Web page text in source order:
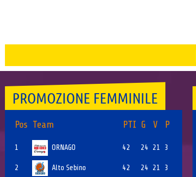
PROMOZIONE FEMMINILE
Pos Team PTI G V P
1 ORNAGO 42 24 21 3
2 Alto Sebino 42 24 21 3